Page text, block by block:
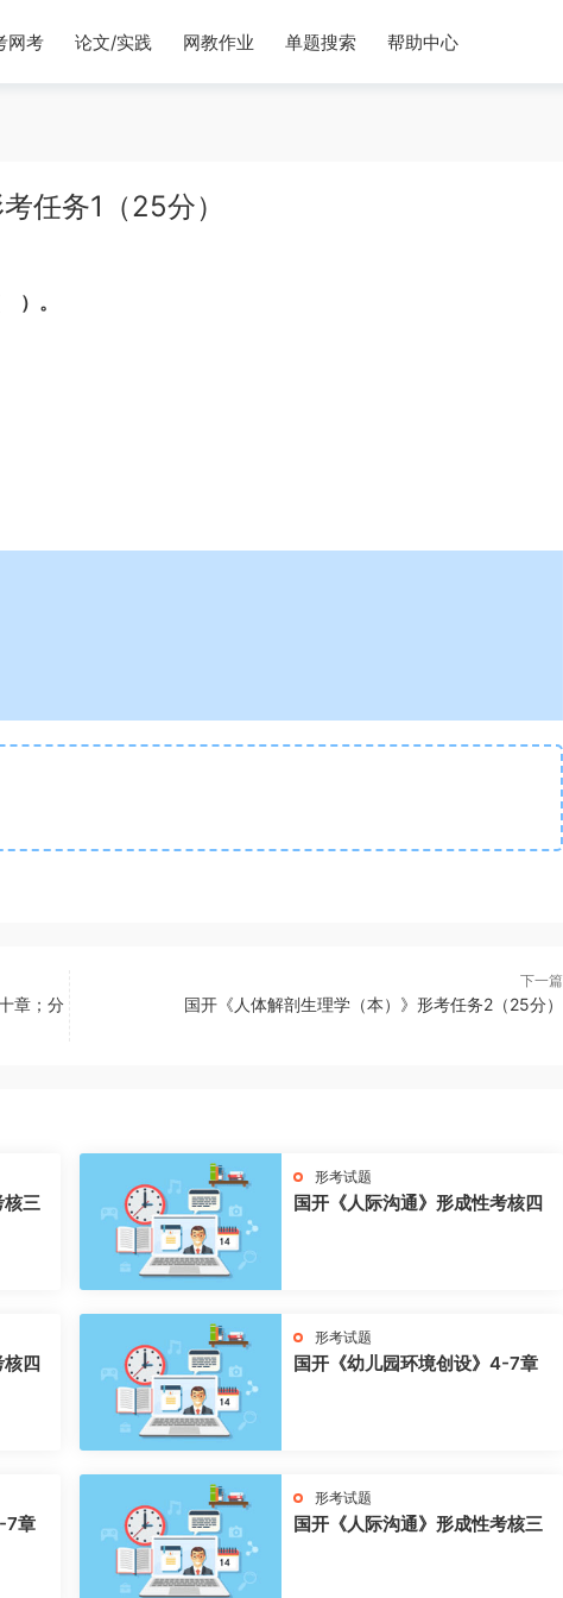
网考 论文/实践 网教作业 单题搜索 帮助中心
任务1（25分）
）。
章；分
下一篇
国开《人体解剖生理学（本）》形考任务2（25分）
核三
形考试题
国开《人际沟通》形成性考核四
核四
形考试题
国开《幼儿园环境创设》4-7章
7章
形考试题
国开《人际沟通》形成性考核三